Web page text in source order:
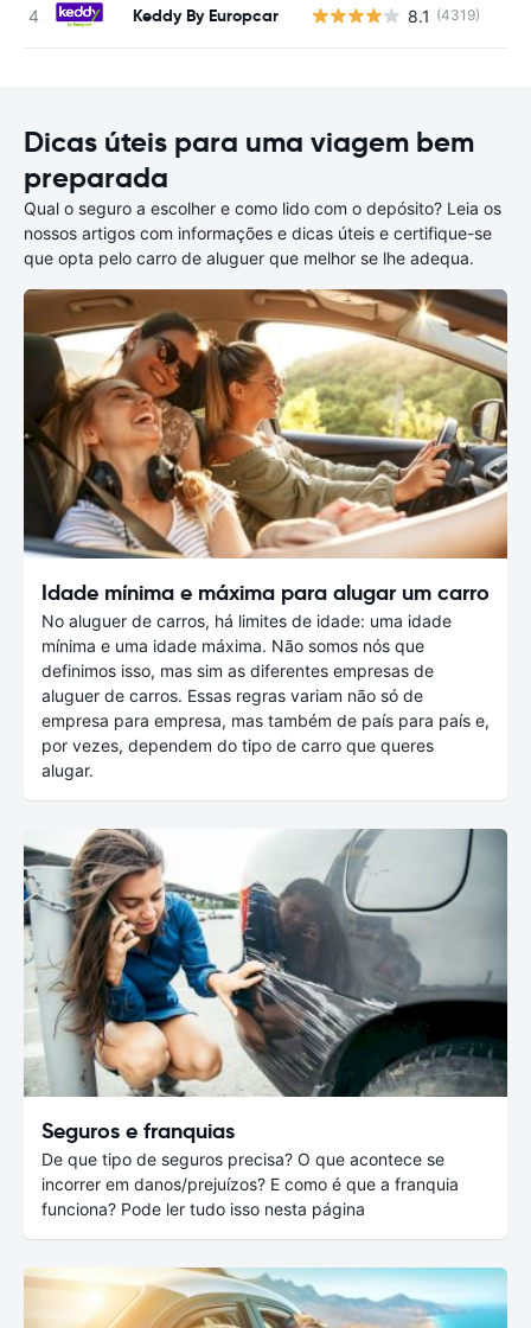
Keddy By Europcar 8.1 (4319)
Dicas úteis para uma viagem bem
preparada
Qual o seguro a escolher e como lido com o depósito? Leia os
nossos artigos com informações e dicas úteis e certifique-se
que opta pelo carro de aluguer que melhor se lhe adequa.
Idade mínima e máxima para alugar um carro
No aluguer de carros, há limites de idade: uma idade
mínima e uma idade máxima. Não somos nós que
definimos isso, mas sim as diferentes empresas de
aluguer de carros. Essas regras variam não só de
empresa para empresa, mas também de país para país e,
por vezes, dependem do tipo de carro que queres
alugar.
Seguros e franquias
De que tipo de seguros precisa? O que acontece se
incorrer em danos/prejuízos? E como é que a franquia
funciona? Pode ler tudo isso nesta página